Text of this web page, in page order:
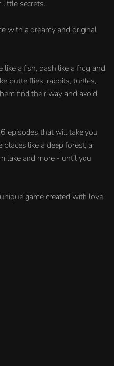
little secrets.
with a dreamy and original
like a fish, dash like a frog and
butterflies, rabbits, turtles,
find their way and avoid
episodes that will take you
like a deep forest, a
lake and more - until you
game created with love